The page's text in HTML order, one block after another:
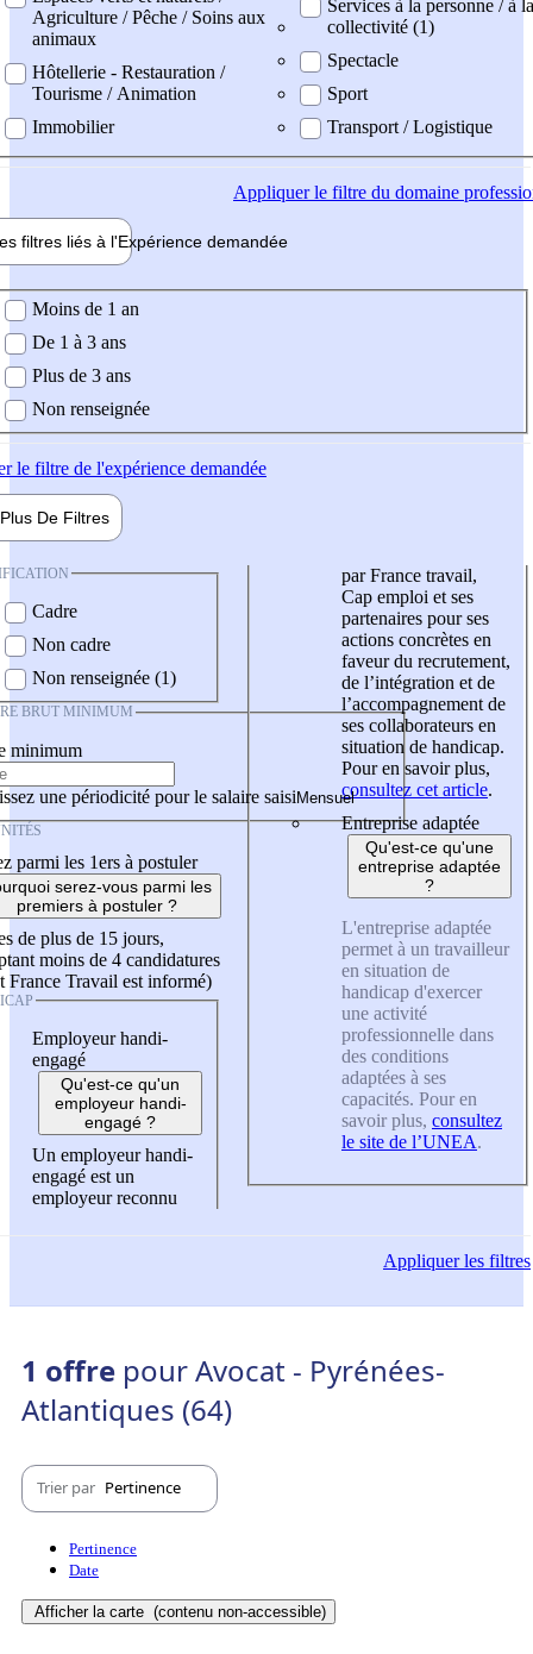
Agriculture / Pêche / Soins aux
animaux
Hôtellerie - Restauration /
Tourisme / Animation
Immobilier
Services à la personne / à la
collectivité (1)
Spectacle
Sport
Transport / Logistique
Appliquerle filtre du domaine
filtres liés à l'Expérience demandée
demandée
Moins de 1 an
De 1 à 3 ans
Plus de 3 ans
Non renseignée
le filtre de l'expérience demandée
Plus De Filtres
Cadre
Non cadre
Non renseignée (1)
BRUT MINIMUM
minimum
une périodicité pour le salaire saisi
parmi les 1ers à postuler
serez-vous parmi les
premiers à postuler ?
de plus de 15 jours,
moins de 4 candidatures
France Travail est informé)
Employeur handi-
engagé
Qu'est-ce qu'un
employeur handi-
engagé ?
Un employeur handi-
engagé est un
employeur reconnu
par France travail,
Cap emploi et ses
partenaires pour ses
actions concrètes en
faveur du recrutement,
de l’intégration et de
l’accompagnement de
ses collaborateurs en
situation de handicap.
Pour en savoir plus,
consultez cet article.
Entreprise adaptée
Qu'est-ce qu'une
entreprise adaptée
?
L'entreprise adaptée
permet à un travailleur
en situation de
handicap d'exercer
une activité
professionnelle dans
des conditions
adaptées à ses
capacités. Pour en
savoir plus, consultez
le site de l’UNEA.
Appliquerles filtres
1 offre pour Avocat - Pyrénées-
Atlantiques (64)
Trier par Pertinence
Pertinence
Date
Afficher la carte (contenu non-accessible)